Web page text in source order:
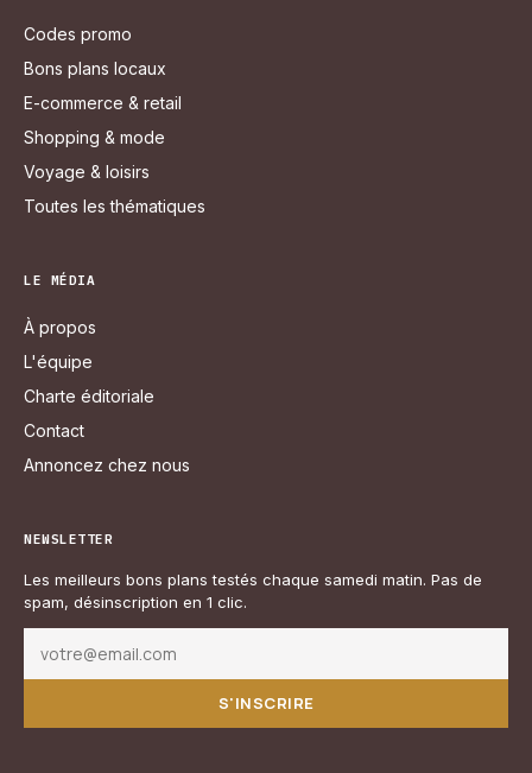
Codes promo
Bons plans locaux
E-commerce & retail
Shopping & mode
Voyage & loisirs
Toutes les thématiques
LE MÉDIA
À propos
L'équipe
Charte éditoriale
Contact
Annoncez chez nous
NEWSLETTER
Les meilleurs bons plans testés chaque samedi matin. Pas de
spam, désinscription en 1 clic.
S'INSCRIRE